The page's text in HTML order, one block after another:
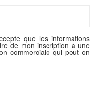
que les informations
de mon inscription à une
commerciale qui peut en